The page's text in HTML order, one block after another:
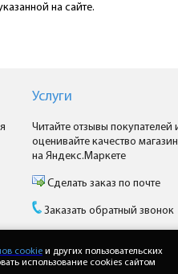
на сайте.
Услуги
Читайте отзывы покупателей
оценивайте качество
на Яндекс.Маркете
Сделать заказ по почте
Заказать обратный звонок
cookie и других пользовательских
использование cookies сайтом